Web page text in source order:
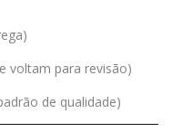
voltam para revisão)
de qualidade)